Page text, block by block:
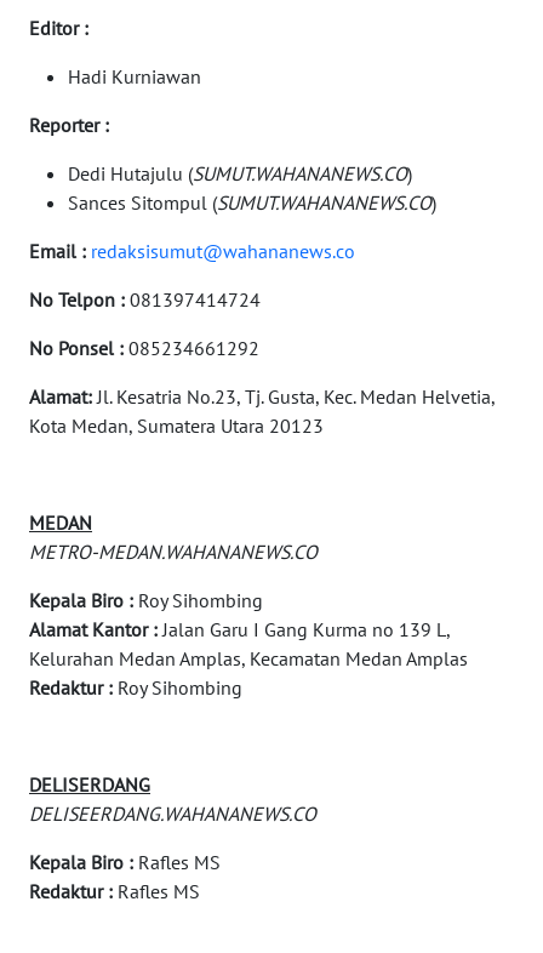
Editor :
Hadi Kurniawan
Reporter :
Dedi Hutajulu (SUMUT.WAHANANEWS.CO)
Sances Sitompul (SUMUT.WAHANANEWS.CO)
Email : redaksisumut@wahananews.co
No Telpon : 081397414724
No Ponsel : 085234661292
Alamat: Jl. Kesatria No.23, Tj. Gusta, Kec. Medan Helvetia,
Kota Medan, Sumatera Utara 20123
MEDAN
METRO-MEDAN.WAHANANEWS.CO
Kepala Biro : Roy Sihombing
Alamat Kantor : Jalan Garu I Gang Kurma no 139 L,
Kelurahan Medan Amplas, Kecamatan Medan Amplas
Redaktur : Roy Sihombing
DELISERDANG
DELISEERDANG.WAHANANEWS.CO
Kepala Biro : Rafles MS
Redaktur : Rafles MS
WN
LABUHANBATU
WN
TENGAH
SERDANG
WN
TEBING
WN
PAKPAK
WN
KARAWANG
WN
BOGOR
WN